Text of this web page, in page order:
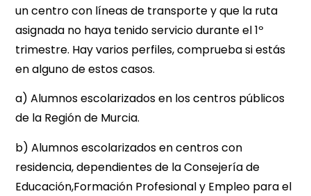
un centro con líneas de transporte y que la ruta
asignada no haya tenido servicio durante el 1º
trimestre. Hay varios perfiles, comprueba si estás
en alguno de estos casos.
a) Alumnos escolarizados en los centros públicos
de la Región de Murcia.
b) Alumnos escolarizados en centros con
residencia, dependientes de la Consejería de
Educación,Formación Profesional y Empleo para el